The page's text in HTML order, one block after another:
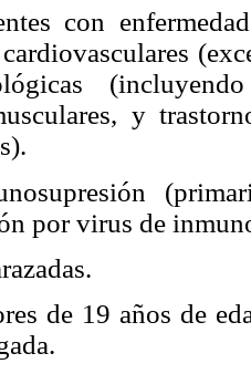
con
y
por virus de
de 19 años de